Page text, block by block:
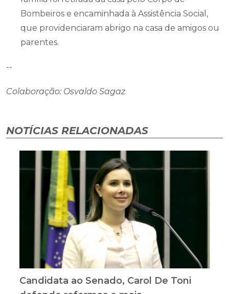
Bombeiros e encaminhada à Assistência Social,
que providenciaram abrigo na casa de amigos ou
parentes.
--
Colaboração: Osvaldo Sagaz
NOTÍCIAS RELACIONADAS
Candidata ao Senado, Carol De Toni